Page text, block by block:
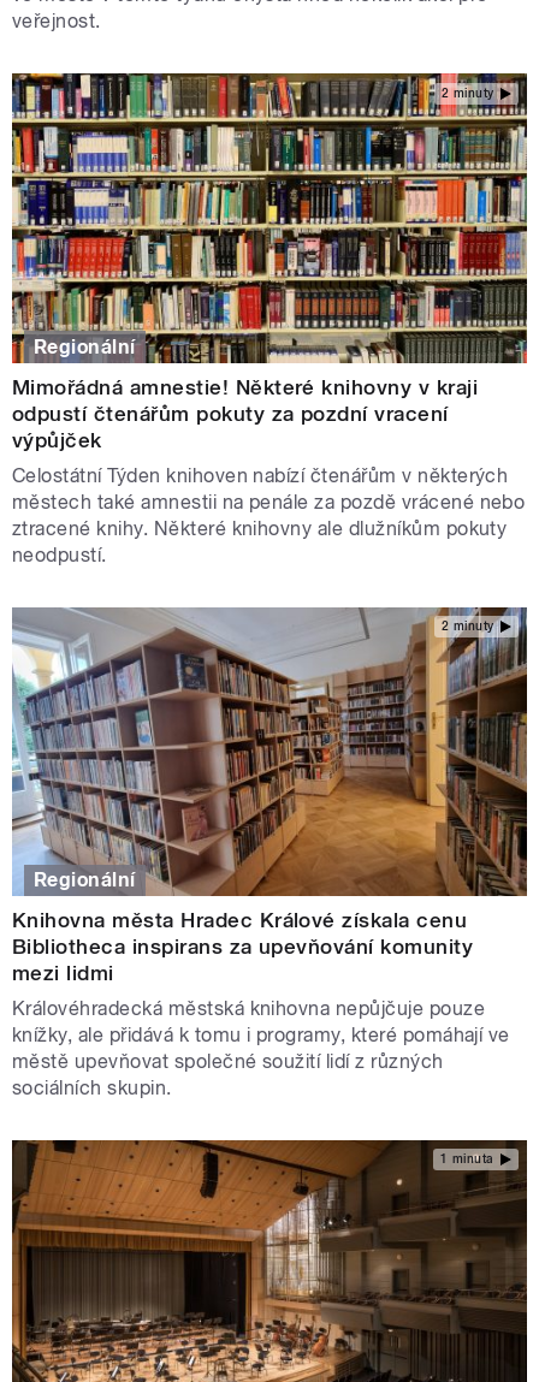
veřejnost.
2 minuty
Regionální
Mimořádná amnestie! Některé knihovny v kraji
odpustí čtenářům pokuty za pozdní vracení
výpůjček
Celostátní Týden knihoven nabízí čtenářům v některých
městech také amnestii na penále za pozdě vrácené nebo
ztracené knihy. Některé knihovny ale dlužníkům pokuty
neodpustí.
2 minuty
Regionální
Knihovna města Hradec Králové získala cenu
Bibliotheca inspirans za upevňování komunity
mezi lidmi
Královéhradecká městská knihovna nepůjčuje pouze
knížky, ale přidává k tomu i programy, které pomáhají ve
městě upevňovat společné soužití lidí z různých
sociálních skupin.
1 minuta